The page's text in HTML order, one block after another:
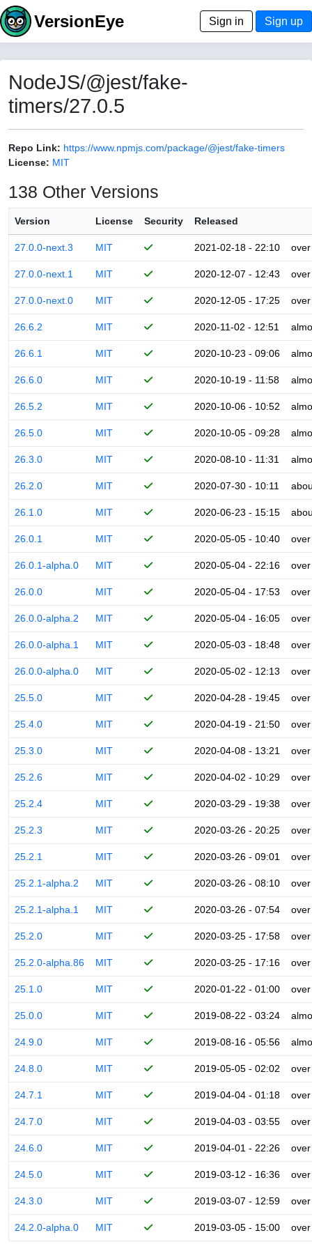
VersionEye Sign in Sign up
NodeJS/@jest/fake-
timers/27.0.5
Repo Link: https://www.npmjs.com/package/@jest/fake-timers
License: MIT
138 Other Versions
Version License Security Released
27.0.0-next.3 MIT 2021-02-18 - 22:10
27.0.0-next.1 MIT 2020-12-07 - 12:43
27.0.0-next.0 MIT 2020-12-05 - 17:25
26.6.2 MIT 2020-11-02 - 12:51
26.6.1 MIT 2020-10-23 - 09:06
26.6.0 MIT 2020-10-19 - 11:58
26.5.2 MIT 2020-10-06 - 10:52
26.5.0 MIT 2020-10-05 - 09:28
26.3.0 MIT 2020-08-10 - 11:31
26.2.0 MIT 2020-07-30 - 10:11
26.1.0 MIT 2020-06-23 - 15:15
26.0.1 MIT 2020-05-05 - 10:40
26.0.1-alpha.0 MIT 2020-05-04 - 22:16
26.0.0 MIT 2020-05-04 - 17:53
26.0.0-alpha.2 MIT 2020-05-04 - 16:05
26.0.0-alpha.1 MIT 2020-05-03 - 18:48
26.0.0-alpha.0 MIT 2020-05-02 - 12:13
25.5.0 MIT 2020-04-28 - 19:45
25.4.0 MIT 2020-04-19 - 21:50
25.3.0 MIT 2020-04-08 - 13:21
25.2.6 MIT 2020-04-02 - 10:29
25.2.4 MIT 2020-03-29 - 19:38
25.2.3 MIT 2020-03-26 - 20:25
25.2.1 MIT 2020-03-26 - 09:01
25.2.1-alpha.2 MIT 2020-03-26 - 08:10
25.2.1-alpha.1 MIT 2020-03-26 - 07:54
25.2.0 MIT 2020-03-25 - 17:58
25.2.0-alpha.86 MIT 2020-03-25 - 17:16
25.1.0 MIT 2020-01-22 - 01:00
25.0.0 MIT 2019-08-22 - 03:24
24.9.0 MIT 2019-08-16 - 05:56
24.8.0 MIT 2019-05-05 - 02:02
24.7.1 MIT 2019-04-04 - 01:18
24.7.0 MIT 2019-04-03 - 03:55
24.6.0 MIT 2019-04-01 - 22:26
24.5.0 MIT 2019-03-12 - 16:36
24.3.0 MIT 2019-03-07 - 12:59
24.2.0-alpha.0 MIT 2019-03-05 - 15:00